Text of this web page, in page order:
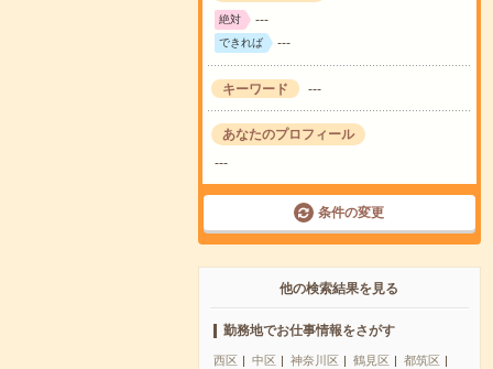
絶対 ---
できれば ---
キーワード ---
あなたのプロフィール
---
条件の変更
他の検索結果を見る
勤務地でお仕事情報をさがす
西区 中区 神奈川区 鶴見区
都筑区